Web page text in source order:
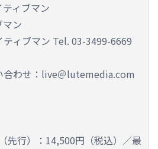
ィブマン
ン
ィブマン Tel. 03-3499-6669
合わせ：live＠lutemedia.com
先行）：14,500円（税込）／最